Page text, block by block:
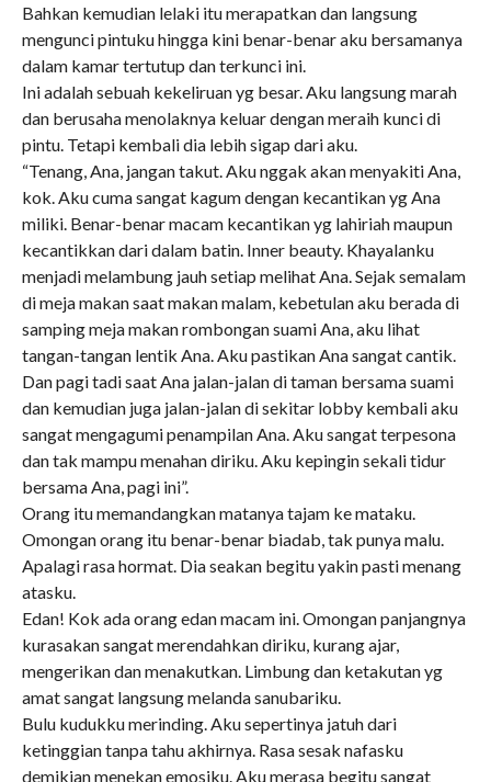
Bahkan kemudian lelaki itu merapatkan dan langsung
mengunci pintuku hingga kini benar-benar aku bersamanya
dalam kamar tertutup dan terkunci ini.
Ini adalah sebuah kekeliruan yg besar. Aku langsung marah
dan berusaha menolaknya keluar dengan meraih kunci di
pintu. Tetapi kembali dia lebih sigap dari aku.
“Tenang, Ana, jangan takut. Aku nggak akan menyakiti Ana,
kok. Aku cuma sangat kagum dengan kecantikan yg Ana
miliki. Benar-benar macam kecantikan yg lahiriah maupun
kecantikkan dari dalam batin. Inner beauty. Khayalanku
menjadi melambung jauh setiap melihat Ana. Sejak semalam
di meja makan saat makan malam, kebetulan aku berada di
samping meja makan rombongan suami Ana, aku lihat
tangan-tangan lentik Ana. Aku pastikan Ana sangat cantik.
Dan pagi tadi saat Ana jalan-jalan di taman bersama suami
dan kemudian juga jalan-jalan di sekitar lobby kembali aku
sangat mengagumi penampilan Ana. Aku sangat terpesona
dan tak mampu menahan diriku. Aku kepingin sekali tidur
bersama Ana, pagi ini”.
Orang itu memandangkan matanya tajam ke mataku.
Omongan orang itu benar-benar biadab, tak punya malu.
Apalagi rasa hormat. Dia seakan begitu yakin pasti menang
atasku.
Edan! Kok ada orang edan macam ini. Omongan panjangnya
kurasakan sangat merendahkan diriku, kurang ajar,
mengerikan dan menakutkan. Limbung dan ketakutan yg
amat sangat langsung melanda sanubariku.
Bulu kudukku merinding. Aku sepertinya jatuh dari
ketinggian tanpa tahu akhirnya. Rasa sesak nafasku
demikian menekan emosiku. Aku merasa begitu sangat